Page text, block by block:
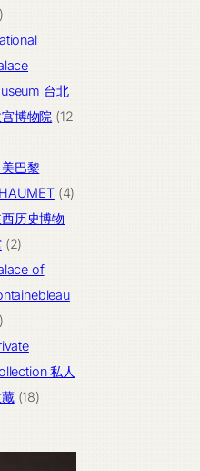
品
19
个
台北
博物院 12
巴黎
44
历史博物
22
个
产
of
私人
1818